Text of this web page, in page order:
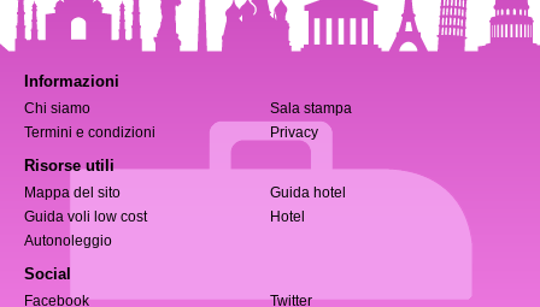
Informazioni
Chi siamo
Sala stampa
Termini e condizioni
Privacy
Risorse utili
Mappa del sito
Guida hotel
Guida voli low cost
Hotel
Autonoleggio
Social
Facebook Twitter